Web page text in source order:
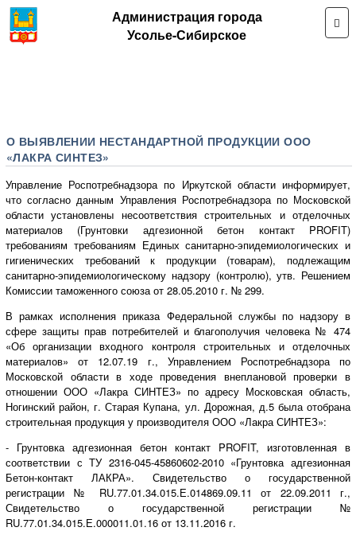
Администрация города
Усолье-Сибирское
О ВЫЯВЛЕНИИ НЕСТАНДАРТНОЙ ПРОДУКЦИИ ООО
«ЛАКРА СИНТЕЗ»
Управление Роспотребнадзора по Иркутской области информирует,
что согласно данным Управления Роспотребнадзора по Московской
области установлены несоответствия строительных и отделочных
материалов (Грунтовки адгезионной бетон контакт PROFIT)
требованиям требованиям Единых санитарно-эпидемиологических и
гигиенических требований к продукции (товарам), подлежащим
санитарно-эпидемиологическому надзору (контролю), утв. Решением
Комиссии таможенного союза от 28.05.2010 г. № 299.
В рамках исполнения приказа Федеральной службы по надзору в
сфере защиты прав потребителей и благополучия человека № 474
«Об организации входного контроля строительных и отделочных
материалов» от 12.07.19 г., Управлением Роспотребнадзора по
Московской области в ходе проведения внеплановой проверки в
отношении ООО «Лакра СИНТЕЗ» по адресу Московская область,
Ногинский район, г. Старая Купана, ул. Дорожная, д.5 была отобрана
строительная продукция у производителя ООО «Лакра СИНТЕЗ»:
- Грунтовка адгезионная бетон контакт PROFIT, изготовленная в
соответствии с ТУ 2316-045-45860602-2010 «Грунтовка адгезионная
Бетон-контакт ЛАКРА». Свидетельство о государственной
регистрации № RU.77.01.34.015.Е.014869.09.11 от 22.09.2011 г.,
Свидетельство о государственной регистрации №
RU.77.01.34.015.Е.000011.01.16 от 13.11.2016 г.